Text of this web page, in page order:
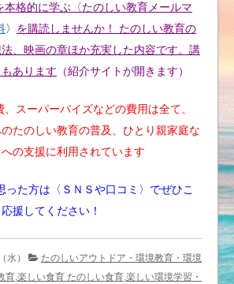
格的に学ぶ〈たのしい教育メールマ
〉 を購読しませんか！ たのしい教育の
、映画の章ほか充実した内容です。講
あります （紹介サイトが開きます）
スーパーバイズなどの費用は全て、
たのしい教育の普及、ひとり親家庭な
の支援に利用されています
った方は〈ＳＮＳや口コミ〉でぜひこ
援してください！
水）
たのしいアウトドア・環境教育・環境
育,楽しい食育 たのしい食育,楽しい環境学習・